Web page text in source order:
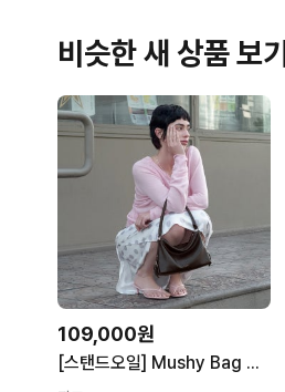
비슷한 새 상품 보
109,000원
[스탠드오일] Mushy Bag Mini 머쉬백 미니 / 마론